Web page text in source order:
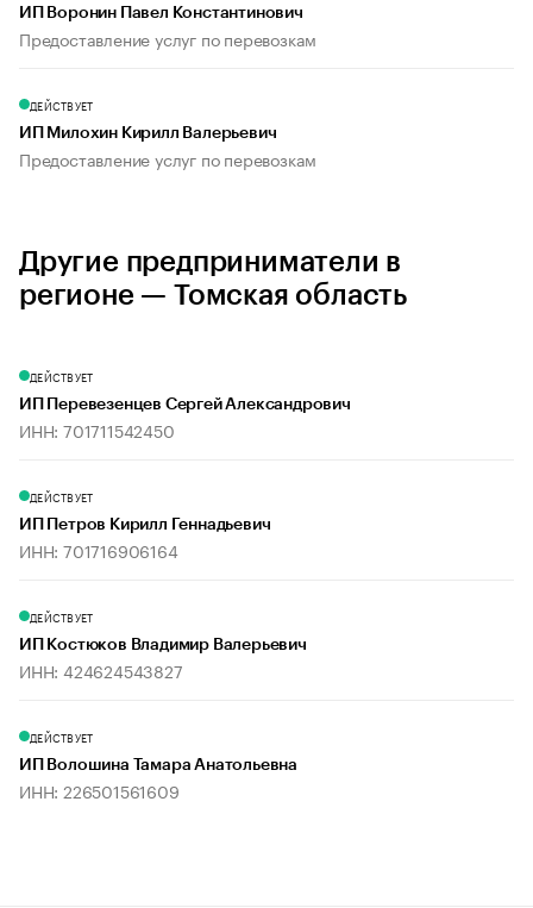
ИП Воронин Павел Константинович
Предоставление услуг по перевозкам
ДЕЙСТВУЕТ
ИП Милохин Кирилл Валерьевич
Предоставление услуг по перевозкам
Другие предприниматели в
регионе — Томская область
ДЕЙСТВУЕТ
ИП Перевезенцев Сергей Александрович
ИНН: 701711542450
ДЕЙСТВУЕТ
ИП Петров Кирилл Геннадьевич
ИНН: 701716906164
ДЕЙСТВУЕТ
ИП Костюков Владимир Валерьевич
ИНН: 424624543827
ДЕЙСТВУЕТ
ИП Волошина Тамара Анатольевна
ИНН: 226501561609